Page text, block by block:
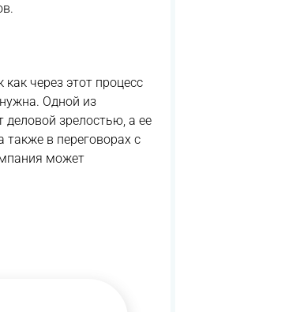
через этот процесс
Одной из
деловой зрелостью, а ее
в переговорах с
может